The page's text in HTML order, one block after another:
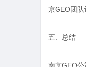
京GEO团队
五、总结
南京GEO公